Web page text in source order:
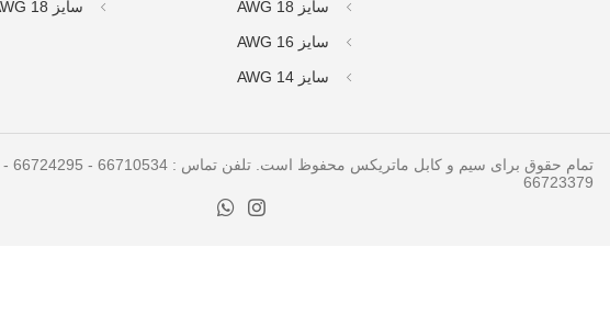
سایز AWG 18
سایز AWG 16
سایز AWG 14
سایز AWG 18
66723379